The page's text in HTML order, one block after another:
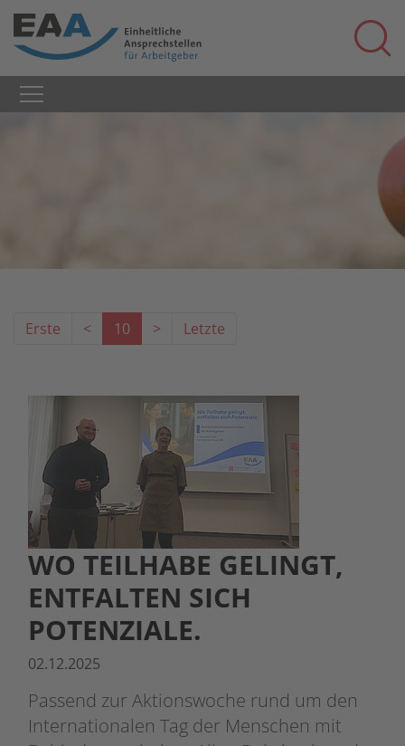
Erste < 10 > Letzte
WO TEILHABE GELINGT,
ENTFALTEN SICH
POTENZIALE.
02.12.2025
Passend zur Aktionswoche rund um den
Internationalen Tag der Menschen mit